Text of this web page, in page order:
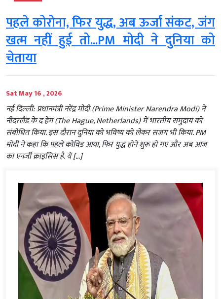
पहले कोरोना, फिर युद्ध, अब ऊर्जा संकट, जंग
खत्म नहीं हुई तो...PM मोदी ने दुनिया को
चेताया
Sat May 16 , 2026
नई दिल्ली: प्रधानमंत्री नरेंद्र मोदी (Prime Minister Narendra Modi) ने
नीदरलैंड के द हेग (The Hague, Netherlands) में भारतीय समुदाय को
संबोधित किया. इस दौरान दुनिया को भविष्य को लेकर सजग भी किया. PM
मोदी ने कहा कि पहले कोविड आया, फिर युद्ध होने शुरू हो गए और अब आज
का एनर्जी क्राइसिस है. ये […]